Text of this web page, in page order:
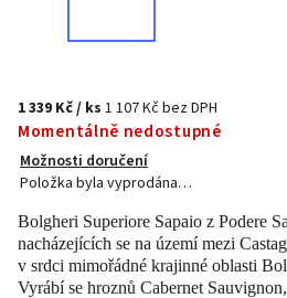
1 339 Kč/ ks 1 107 Kč bez DPH
Momentálně nedostupné
Možnosti doručení
Položka byla vyprodána…
Bolgheri Superiore Sapaio z Podere
nacházejících se na území mezi
v srdci mimořádné krajinné oblasti
Vyrábí se hroznů Cabernet